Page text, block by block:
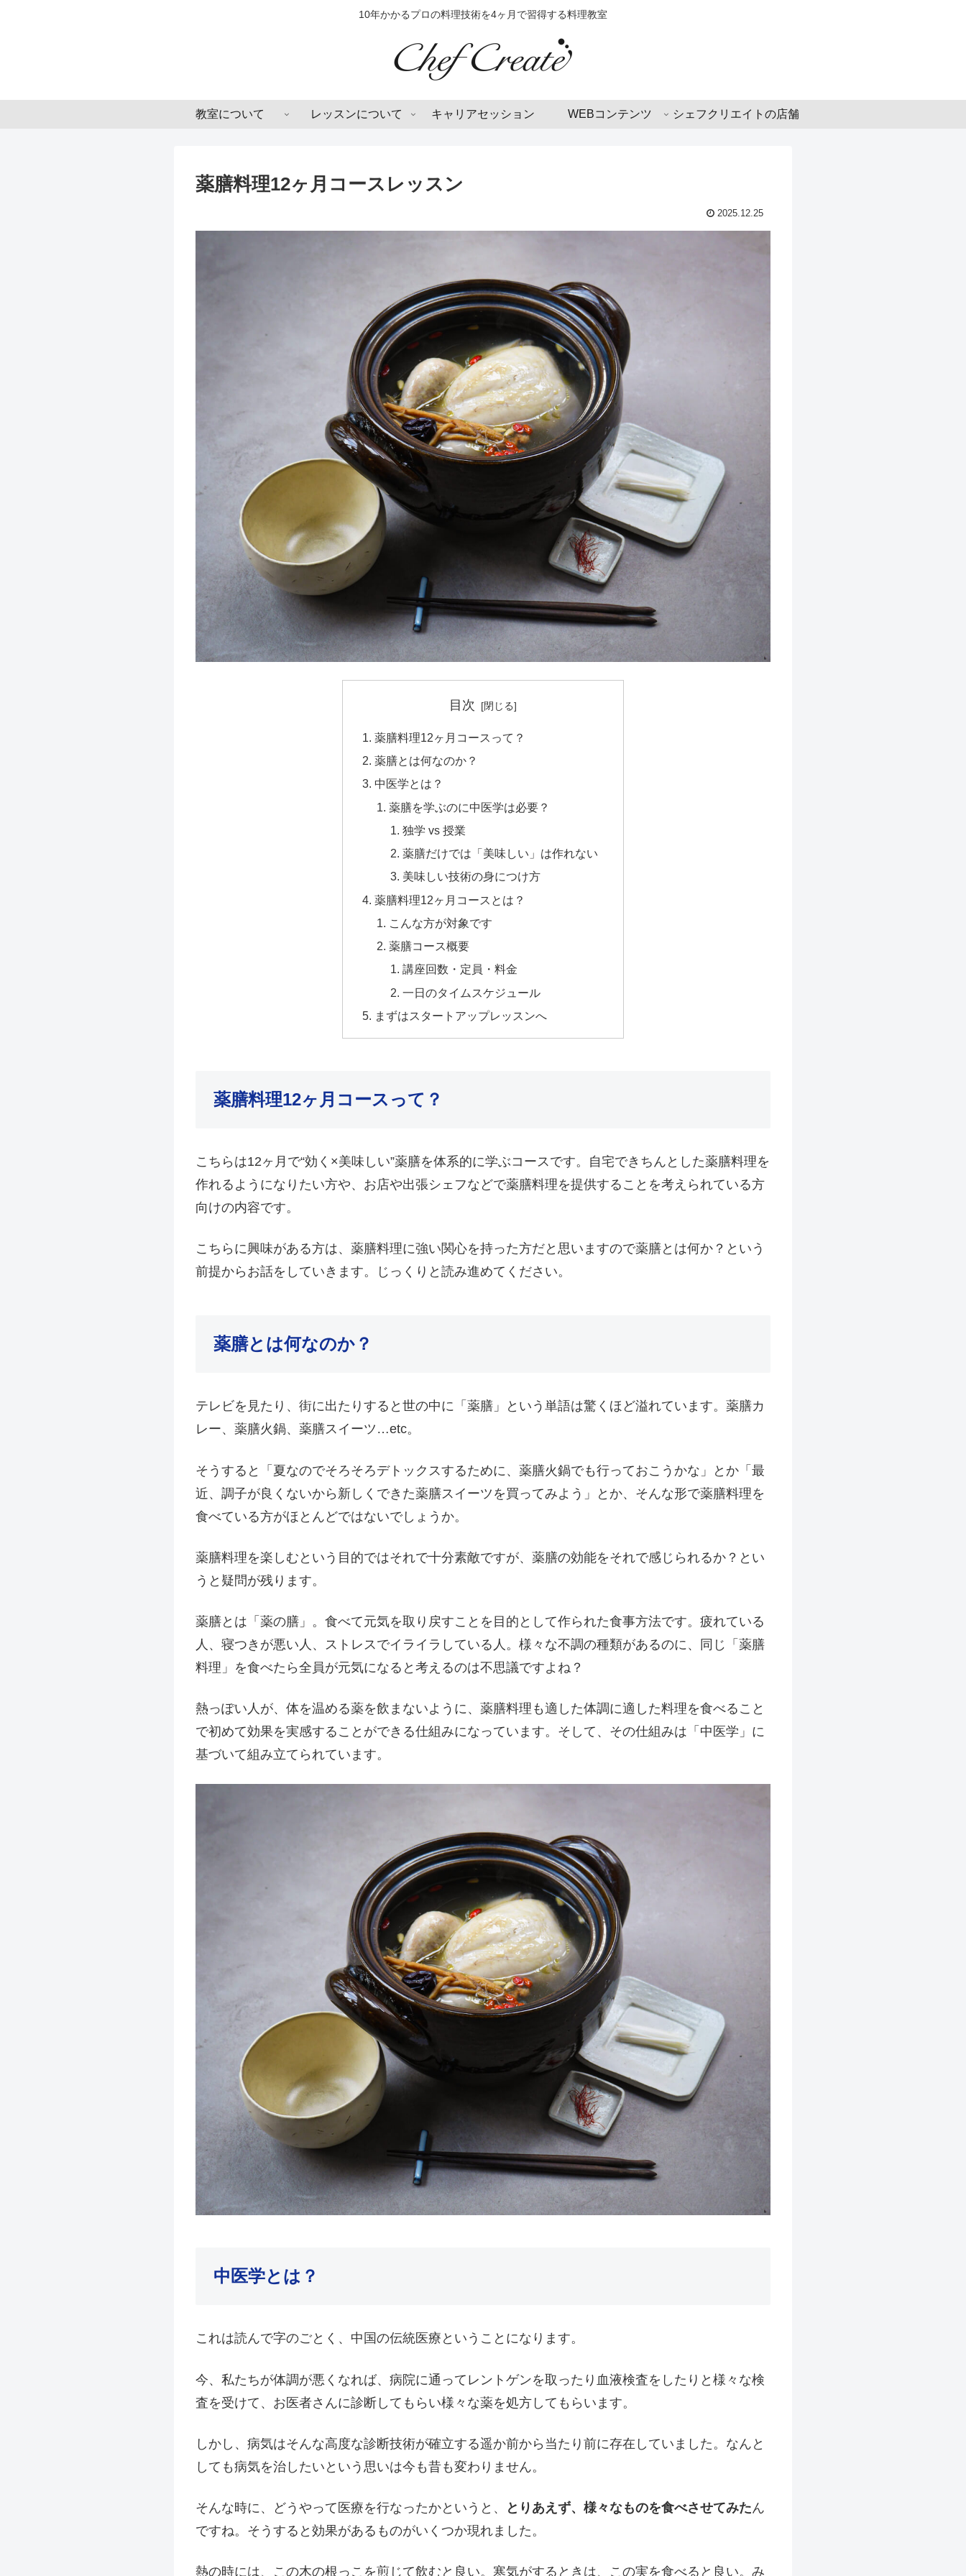
10年かかるプロの料理技術を4ヶ月で習得する料理教室
教室について レッスンについて キャリアセッション WEBコンテンツ シェフクリエイトの店舗
薬膳料理12ヶ月コースレッスン
2025.12.25
目次
薬膳料理12ヶ月コースって？
薬膳とは何なのか？
中医学とは？
薬膳を学ぶのに中医学は必要？
独学 vs 授業
薬膳だけでは「美味しい」は作れない
美味しい技術の身につけ方
薬膳料理12ヶ月コースとは？
こんな方が対象です
薬膳コース概要
講座回数・定員・料金
一日のタイムスケジュール
まずはスタートアップレッスンへ
薬膳料理12ヶ月コースって？
こちらは12ヶ月で“効く×美味しい”薬膳を体系的に学ぶコースです。自宅できちんとした薬膳料理を
作れるようになりたい方や、お店や出張シェフなどで薬膳料理を提供することを考えられている方
向けの内容です。
こちらに興味がある方は、薬膳料理に強い関心を持った方だと思いますので薬膳とは何か？という
前提からお話をしていきます。じっくりと読み進めてください。
薬膳とは何なのか？
テレビを見たり、街に出たりすると世の中に「薬膳」という単語は驚くほど溢れています。薬膳カ
レー、薬膳火鍋、薬膳スイーツ…etc。
そうすると「夏なのでそろそろデトックスするために、薬膳火鍋でも行っておこうかな」とか「最
近、調子が良くないから新しくできた薬膳スイーツを買ってみよう」とか、そんな形で薬膳料理を
食べている方がほとんどではないでしょうか。
薬膳料理を楽しむという目的ではそれで十分素敵ですが、薬膳の効能をそれで感じられるか？とい
うと疑問が残ります。
薬膳とは「薬の膳」。食べて元気を取り戻すことを目的として作られた食事方法です。疲れている
人、寝つきが悪い人、ストレスでイライラしている人。様々な不調の種類があるのに、同じ「薬膳
料理」を食べたら全員が元気になると考えるのは不思議ですよね？
熱っぽい人が、体を温める薬を飲まないように、薬膳料理も適した体調に適した料理を食べること
で初めて効果を実感することができる仕組みになっています。そして、その仕組みは「中医学」に
基づいて組み立てられています。
中医学とは？
これは読んで字のごとく、中国の伝統医療ということになります。
今、私たちが体調が悪くなれば、病院に通ってレントゲンを取ったり血液検査をしたりと様々な検
査を受けて、お医者さんに診断してもらい様々な薬を処方してもらいます。
しかし、病気はそんな高度な診断技術が確立する遥か前から当たり前に存在していました。なんと
しても病気を治したいという思いは今も昔も変わりません。
そんな時に、どうやって医療を行なったかというと、 とりあえず、様々なものを食べさせてみたん
ですね。そうすると効果があるものがいくつか現れました。
熱の時には、この木の根っこを煎じて飲むと良い。寒気がするときは、この実を食べると良い。み